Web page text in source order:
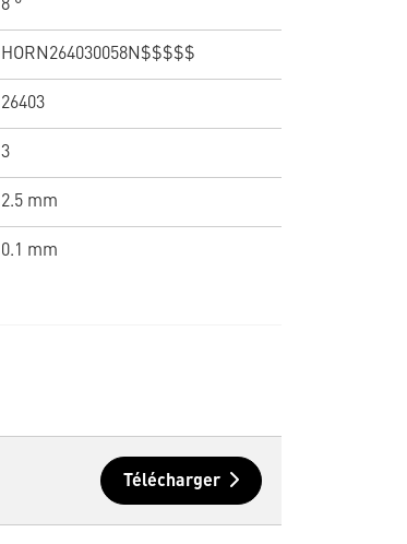
8 °
HORN264030058N$$$$$
26403
3
2.5 mm
0.1 mm
Télécharger